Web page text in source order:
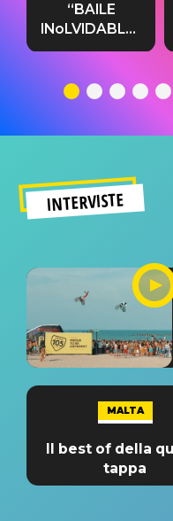
“BAILE
INoLVIDABLE”:
testo,
significato
INTERVISTE
MALTA
Il best of della
tappa